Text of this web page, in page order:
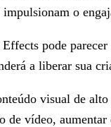
impulsionam o
pode
a liberar sua
visual de alto
de vídeo,